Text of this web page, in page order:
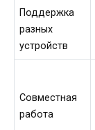
Поддержка
разных
устройств
Совместная
работа